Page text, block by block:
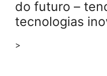
do futuro –
tecnologias
>